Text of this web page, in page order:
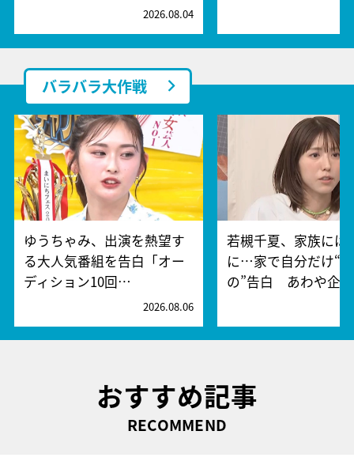
2026.08.04
バラバラ大作戦
ゆうちゃみ、出演を熱望す
る大人気番組を告白「オー
ディション10回…
2026.08.06
若槻千夏、家族には
に…家で自分だけ“
の”告白 あわや企…
おすすめ記事
RECOMMEND